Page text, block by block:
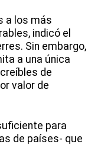
a los más
indicó el
Sin embargo,
a una única
de
valor de
para
de países- que